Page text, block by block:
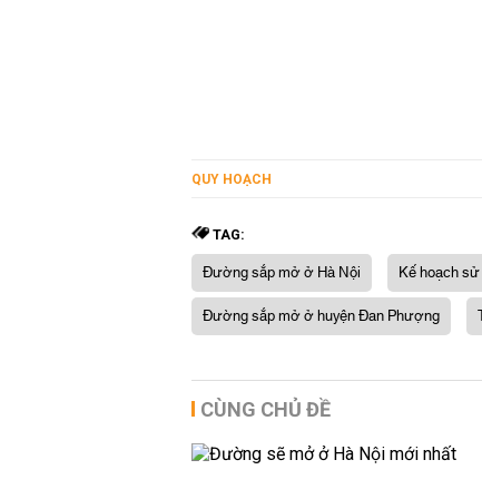
QUY HOẠCH
TAG:
Đường sắp mở ở Hà Nội Kế hoạch
Đường sắp mở ở huyện Đan Phượng
CÙNG CHỦ ĐỀ